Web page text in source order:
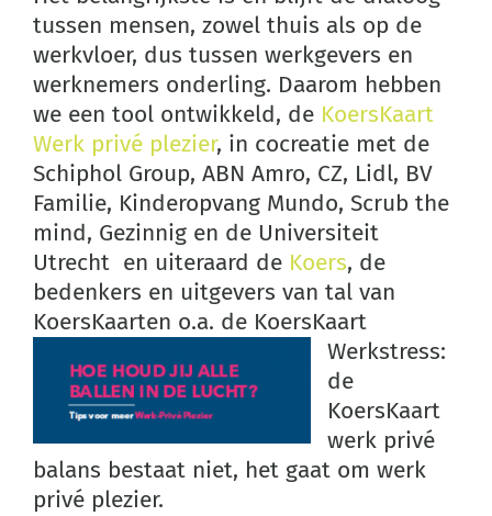
tussen mensen, zowel thuis als op de
werkvloer, dus tussen werkgevers en
werknemers onderling. Daarom hebben
we een tool ontwikkeld, de KoersKaart
Werk privé plezier, in cocreatie met de
Schiphol Group, ABN Amro, CZ, Lidl, BV
Familie, Kinderopvang Mundo, Scrub the
mind, Gezinnig en de Universiteit
Utrecht en uiteraard de Koers, de
bedenkers en uitgevers van tal van
KoersKaarten o.a. de KoersKaart
Werkstress:
de
KoersKaart
werk privé
balans bestaat niet, het gaat om werk
privé plezier.